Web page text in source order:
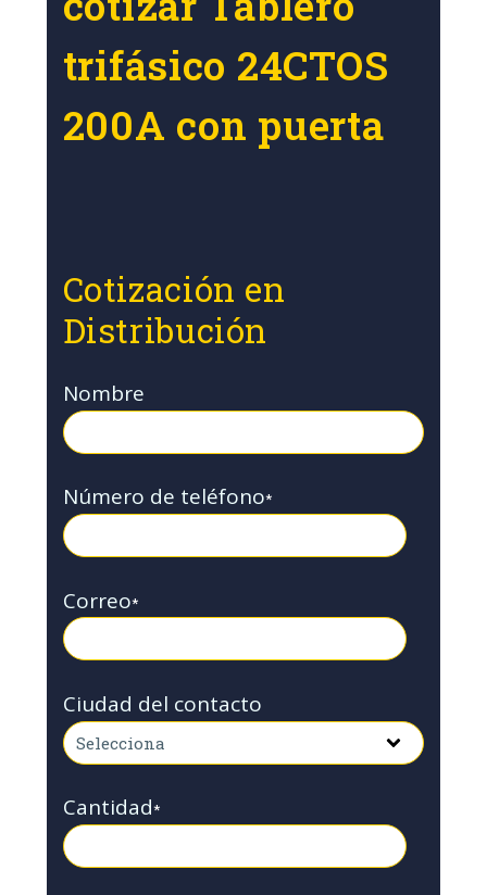
trifásico 24CTOS
200A con puerta
Cotización en
Distribución
Nombre
Número de teléfono*
Correo*
Ciudad del contacto
Cantidad*